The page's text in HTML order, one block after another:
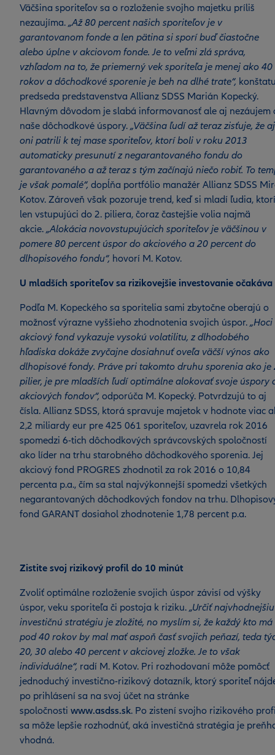
Väčšina sporiteľov sa o rozloženie svojho majetku príliš
nezaujíma. „Až 80 percent našich sporiteľov je v
garantovanom fonde a len pätina si sporí buď čiastočne
alebo úplne v akciovom fonde. Je to veľmi zlá správa,
vzhľadom na to, že priemerný vek sporiteľa je menej ako 40
rokov a dôchodkové sporenie je beh na dlhé trate“,
predseda predstavenstva Allianz SDSS Marián Kopecký.
Hlavným dôvodom je slabá informovanosť ale aj nezáujem
naše dôchodkové úspory. „Väčšina ľudí až teraz zisťuje, že aj
oni patrili k tej mase sporiteľov, ktorí boli v roku 2013
automaticky presunutí z negarantovaného fondu do
garantovaného a až teraz s tým začínajú niečo robiť. To
je však pomalé“, dopĺňa portfólio manažér Allianz SDSS
Kotov. Zároveň však pozoruje trend, keď si mladí ľudia, ktorí
len vstupujúci do 2. piliera, čoraz častejšie volia najmä
akcie. „Alokácia novovstupujúcich sporiteľov je väčšinou v
pomere 80 percent úspor do akciového a 20 percent do
dlhopisového fondu“, hovorí M. Kotov.
U mladších sporiteľov sa rizikovejšie investovanie očakáva
Podľa M. Kopeckého sa sporitelia sami zbytočne oberajú o
možnosť výrazne vyššieho zhodnotenia svojich úspor. „Hoci
akciový fond vykazuje vysokú volatilitu, z dlhodobého
hľadiska dokáže zvyčajne dosiahnuť oveľa väčší výnos ako
dlhopisové fondy. Práve pri takomto druhu sporenia ako je
pilier, je pre mladších ľudí optimálne alokovať svoje úspory
akciových fondov“, odporúča M. Kopecký. Potvrdzujú to aj
čísla. Allianz SDSS, ktorá spravuje majetok v hodnote viac
2,2 miliardy eur pre 425 061 sporiteľov, uzavrela rok 2016
spomedzi 6-tich dôchodkových správcovských spoločností
ako líder na trhu starobného dôchodkového sporenia. Jej
akciový fond PROGRES zhodnotil za rok 2016 o 10,84
percenta p.a., čím sa stal najvýkonnejší spomedzi všetkých
negarantovaných dôchodkových fondov na trhu.
fond GARANT dosiahol zhodnotenie 1,78 percent p.a.
Zistite svoj rizikový profil do 10 minút
Zvoliť optimálne rozloženie svojich úspor závisí od výšky
úspor, veku sporiteľa či postoja k riziku. „Určiť najvhodnejšiu
investičnú stratégiu je zložité, no myslím si, že každý kto má
pod 40 rokov by mal mať aspoň časť svojich peňazí, teda
20, 30 alebo 40 percent v akciovej zložke. Je to však
individuálne“, radí M. Kotov. Pri rozhodovaní môže pomôcť
jednoduchý investično-rizikový dotazník, ktorý sporiteľ
po prihlásení sa na svoj účet na stránke
spoločnosti www.asdss.sk. Po zistení svojho rizikového
sa môže lepšie rozhodnúť, aká investičná stratégia je
vhodná.